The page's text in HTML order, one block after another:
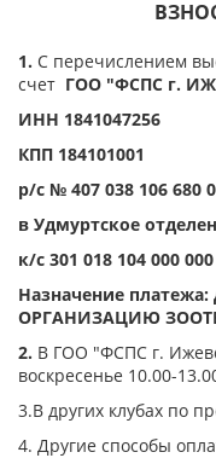
заявочный лист на
- копия метрики или
- копия квитанции об
- копии чемпионских
класс чемпионов,
класс. Дисциплины,
основанием для
различного ранга
здесь.
Без предоставления
сертификатов
производиться в
Запись на
которых
открытый, рабочий,
по родословной
1. С перечислением
счет ГОО "ФСПС г.
ИНН 1841047256
КПП 184101001
р/с № 407 038 106 680
в Удмуртское
к/с 301 018 104 000
Назначение
ОРГАНИЗАЦИЮ
2. В ГОО "ФСПС г.
воскресенье 10.00-
3.В других клубах по
4. Другие способы